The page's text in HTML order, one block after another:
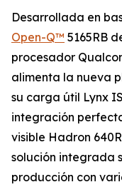
Desarrollada en
Open-Q™ 5165RB
procesador
alimenta la nueva
su carga útil Lynx
integración
visible Hadron
solución integrada
producción con